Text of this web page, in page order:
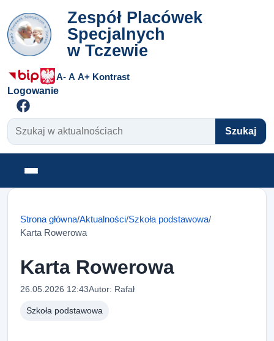
Zespół Placówek
Specjalnych
w Tczewie
A- A A+ Kontrast
Logowanie
Szukaj w aktualnościach
Szukaj
Otwórz menu
Strona główna/Aktualności/Szkoła podstawowa/
Karta Rowerowa
Karta Rowerowa
26.05.2026 12:43Autor: Rafał
Szkoła podstawowa